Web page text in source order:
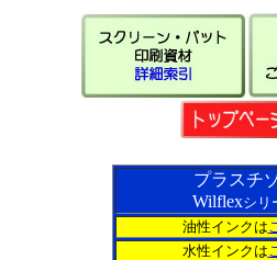
プラスチ
Wilflexシリ
油性インクは
水性インクは